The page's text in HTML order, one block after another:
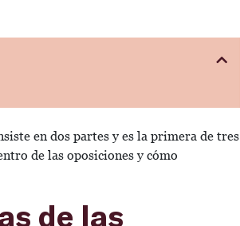
en dos partes y es la primera de tres
de las oposiciones y cómo
de las